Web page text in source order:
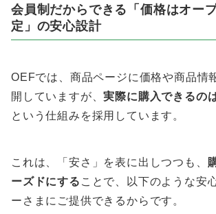
会員制だからできる「価格はオー
定」の安心設計
OEFでは、商品ページに価格や商品情
開していますが、実際に購入できるの
という仕組みを採用しています。
これは、「安さ」を表に出しつつも、
ーズドにする ことで、以下のような安
ーさまにご提供できるからです。